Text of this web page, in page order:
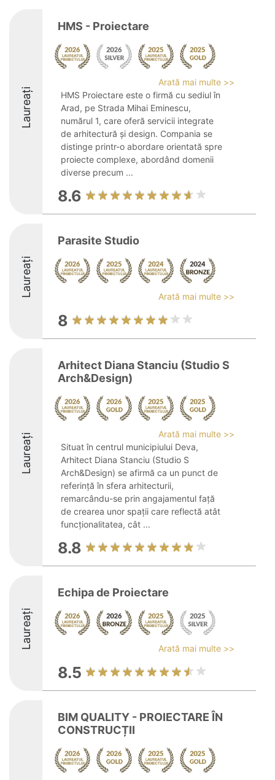
Laureați
HMS - Proiectare
Arată mai multe >>
HMS Proiectare este o firmă cu sediul în
Arad, pe Strada Mihai Eminescu,
numărul 1, care oferă servicii integrate
de arhitectură și design. Compania se
distinge printr-o abordare orientată spre
proiecte complexe, abordând domenii
diverse precum ...
8.6
Laureați
Parasite Studio
Arată mai multe >>
8
Laureați
Arhitect Diana Stanciu (Studio S
Arch&Design)
Arată mai multe >>
Situat în centrul municipiului Deva,
Arhitect Diana Stanciu (Studio S
Arch&Design) se afirmă ca un punct de
referință în sfera arhitecturii,
remarcându-se prin angajamentul față
de crearea unor spații care reflectă atât
funcționalitatea, cât ...
8.8
Laureați
Echipa de Proiectare
Arată mai multe >>
8.5
BIM QUALITY - PROIECTARE ÎN
CONSTRUCȚII